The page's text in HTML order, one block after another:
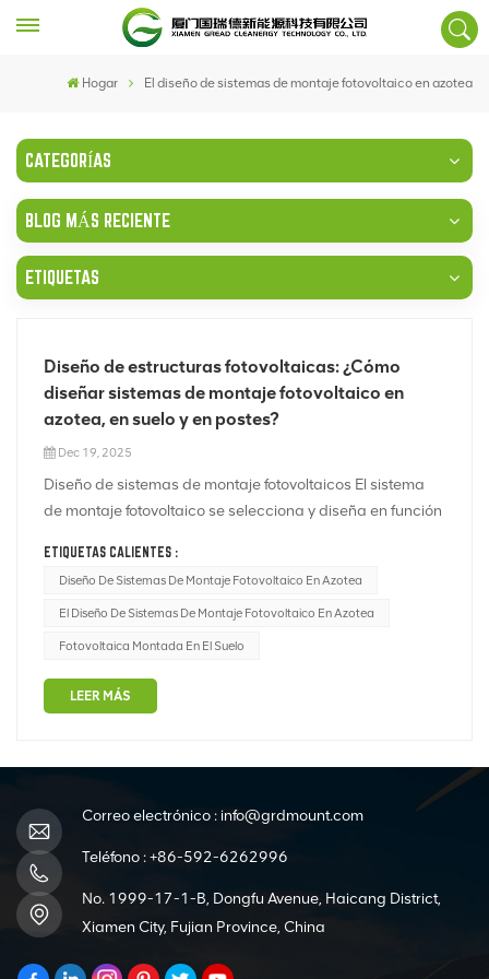
Hogar El diseño de sistemas de montaje fotovoltaico en azotea
CATEGORÍAS
BLOG MÁS RECIENTE
ETIQUETAS
Diseño de estructuras fotovoltaicas: ¿Cómo
diseñar sistemas de montaje fotovoltaico en
azotea, en suelo y en postes?
Dec 19, 2025
Diseño de sistemas de montaje fotovoltaicos El sistema
de montaje fotovoltaico se selecciona y diseña en función
fotovoltaica, la cantidad y el tamaño de los módulos
fotovoltaicos, el ángulo de inclinación óptimo del conjunto,
la ubicación y el mé...
ETIQUETAS CALIENTES :
Diseño De Sistemas De Montaje Fotovoltaico En Azotea
El Diseño De Sistemas De Montaje Fotovoltaico En Azotea
Fotovoltaica Montada En El Suelo
LEER MÁS
Correo electrónico : info@grdmount.com
Teléfono :+86-592-6262996
No. 1999-17-1-B, Dongfu Avenue, Haicang District,
Xiamen City, Fujian Province, China